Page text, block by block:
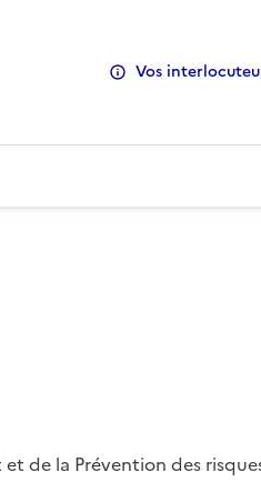
Vos
de la Prévention des